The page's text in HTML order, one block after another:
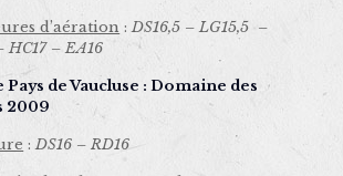
d’aération :DS16,5 – LG15,5 –
HC17 – EA16
Pays de Vaucluse : Domaine des
2009
:DS16 – RD16